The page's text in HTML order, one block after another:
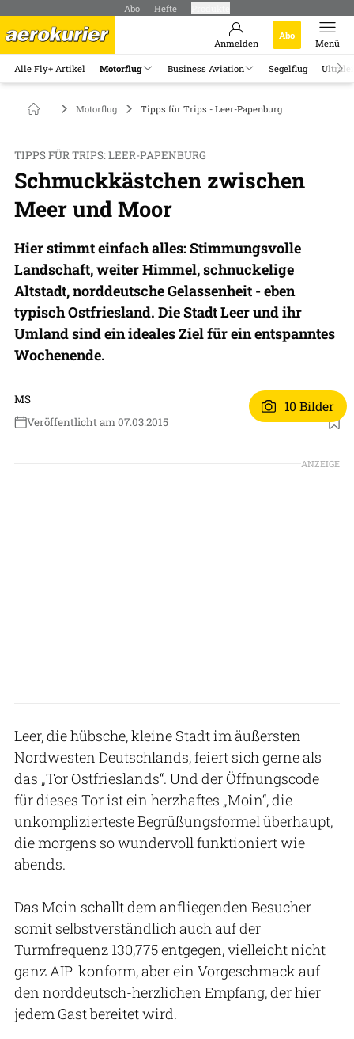
Abo Hefte
Anmelden
Abo
Menü
Alle Fly+ Artikel Motorflug Business Aviation Segelflug
Motorflug Tipps für Trips - Leer-Papenburg
TIPPS FÜR TRIPS: LEER-PAPENBURG
Schmuckkästchen zwischen
Meer und Moor
Hier stimmt einfach alles: Stimmungsvolle
Landschaft, weiter Himmel, schnuckelige
Altstadt, norddeutsche Gelassenheit - eben
typisch Ostfriesland. Die Stadt Leer und ihr
Umland sind ein ideales Ziel für ein entspanntes
Wochenende.
MS
Veröffentlicht am 07.03.2015
10 Bilder
ANZEIGE
Leer, die hübsche, kleine Stadt im äußersten
Nordwesten Deutschlands, feiert sich gerne als
das „Tor Ostfrieslands“. Und der Öffnungscode
für dieses Tor ist ein herzhaftes „Moin“, die
unkomplizierteste Begrüßungsformel überhaupt,
die morgens so wundervoll funktioniert wie
abends.
Das Moin schallt dem anfliegenden Besucher
somit selbstverständlich auch auf der
Turmfrequenz 130,775 entgegen, vielleicht nicht
ganz AIP-konform, aber ein Vorgeschmack auf
den norddeutsch-herzlichen Empfang, der hier
jedem Gast bereitet wird.